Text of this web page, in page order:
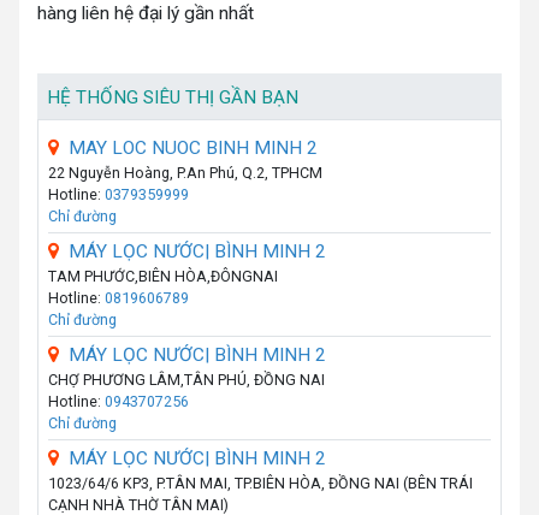
hàng liên hệ đại lý gần nhất
HỆ THỐNG SIÊU THỊ GẦN BẠN
MAY LOC NUOC BINH MINH 2
22 Nguyễn Hoàng, P.An Phú, Q.2, TPHCM
Hotline: 0379359999
Chỉ đường
MÁY LỌC NƯỚC| BÌNH MINH 2
TAM PHƯỚC,BIÊN HÒA,ĐÔNGNAI
Hotline: 0819606789
Chỉ đường
MÁY LỌC NƯỚC| BÌNH MINH 2
CHỢ PHƯƠNG LÂM,TÂN PHÚ, ĐỒNG NAI
Hotline: 0943707256
Chỉ đường
MÁY LỌC NƯỚC| BÌNH MINH 2
1023/64/6 KP3, P.TÂN MAI, TP.BIÊN HÒA, ĐỒNG NAI (BÊN TRÁI
CẠNH NHÀ THỜ TÂN MAI)